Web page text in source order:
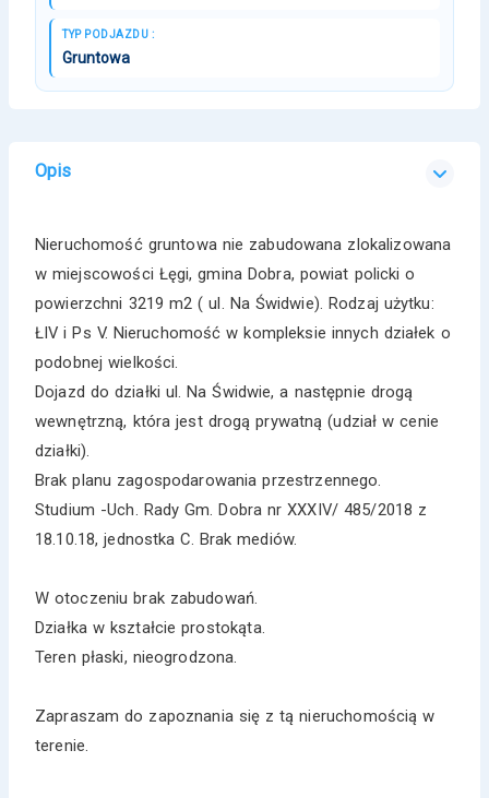
TYP PODJAZDU :
Gruntowa
Opis
Nieruchomość gruntowa nie zabudowana zlokalizowana
w miejscowości Łęgi, gmina Dobra, powiat policki o
powierzchni 3219 m2 ( ul. Na Świdwie). Rodzaj użytku:
ŁIV i Ps V. Nieruchomość w kompleksie innych działek o
podobnej wielkości.
Dojazd do działki ul. Na Świdwie, a następnie drogą
wewnętrzną, która jest drogą prywatną (udział w cenie
działki).
Brak planu zagospodarowania przestrzennego.
Studium -Uch. Rady Gm. Dobra nr XXXIV/ 485/2018 z
18.10.18, jednostka C. Brak mediów.
W otoczeniu brak zabudowań.
Działka w kształcie prostokąta.
Teren płaski, nieogrodzona.
Zapraszam do zapoznania się z tą nieruchomością w
terenie.